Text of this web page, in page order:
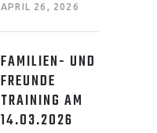
APRIL 26, 2026
FAMILIEN- UND
FREUNDE
TRAINING AM
14.03.2026